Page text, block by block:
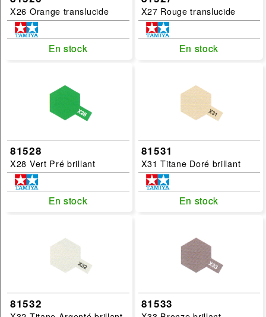
X26 Orange translucide
En stock
En stock
X27 Rouge translucide
En stock
En stock
81528
X28 Vert Pré brillant
En stock
En stock
81531
X31 Titane Doré brillant
En stock
En stock
81532 81533